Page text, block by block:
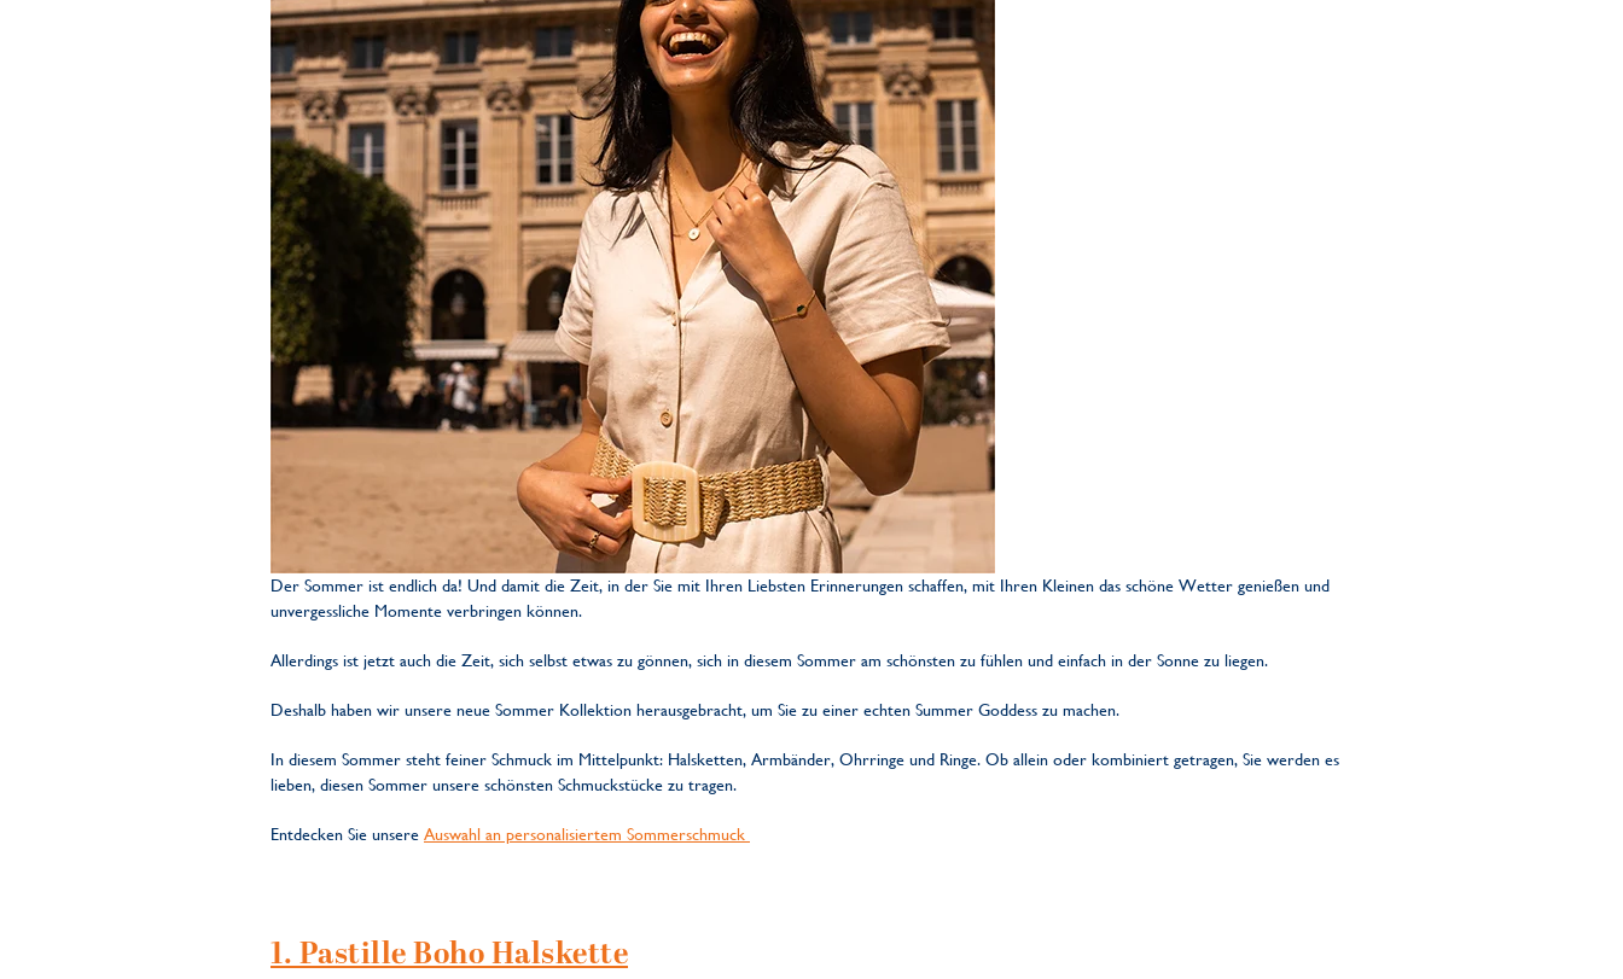
Der Sommer ist endlich da! Und damit die Zeit, in der Sie mit Ihren Liebsten Erinnerungen schaffen, mit Ihren Kleinen das schöne Wetter genießen und
unvergessliche Momente verbringen können.
Allerdings ist jetzt auch die Zeit, sich selbst etwas zu gönnen, sich in diesem Sommer am schönsten zu fühlen und einfach in der Sonne zu liegen.
Deshalb haben wir unsere neue Sommer Kollektion herausgebracht, um Sie zu einer echten Summer Goddess zu machen.
In diesem Sommer steht feiner Schmuck im Mittelpunkt: Halsketten, Armbänder, Ohrringe und Ringe. Ob allein oder kombiniert getragen, Sie werden es
lieben, diesen Sommer unsere schönsten Schmuckstücke zu tragen.
Entdecken Sie unsere Auswahl an personalisiertem Sommerschmuck
1. Pastille Boho Halskette